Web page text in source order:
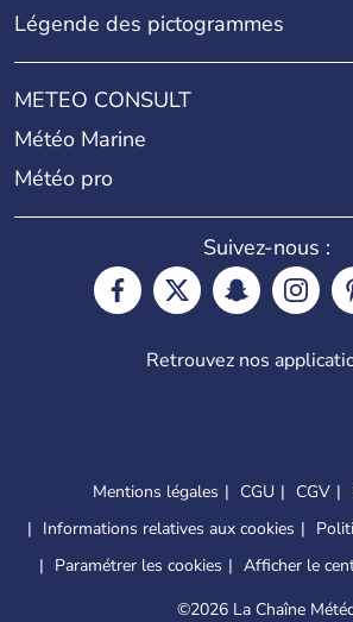
Légende des pictogrammes
METEO CONSULT
Météo Marine
Météo pro
Suivez-nous :
Retrouvez nos
Mentions légales CGU CGV
Informations relatives aux cookies
Paramétrer les cookies
Afficher le
©2026 La Chaîne